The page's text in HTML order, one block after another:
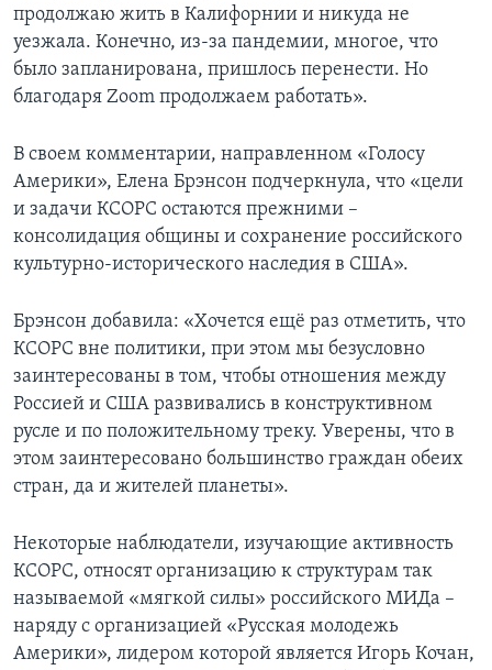
продолжаю жить в Калифорнии и никуда не
уезжала. Конечно, из-за пандемии, многое, что
было запланирована, пришлось перенести. Но
благодаря Zoom продолжаем работать».
В своем комментарии, направленном «Голосу
Америки», Елена Брэнсон подчеркнула, что «цели
и задачи КСОРС остаются прежними –
консолидация общины и сохранение российского
культурно-исторического наследия в США».
Брэнсон добавила: «Хочется ещё раз отметить, что
КСОРС вне политики, при этом мы безусловно
заинтересованы в том, чтобы отношения между
Россией и США развивались в конструктивном
русле и по положительному треку. Уверены, что в
этом заинтересовано большинство граждан обеих
стран, да и жителей планеты».
Некоторые наблюдатели, изучающие активность
КСОРС, относят организацию к структурам так
называемой «мягкой силы» российского МИДа –
наряду с организацией «Русская молодежь
Америки», лидером которой является Игорь Кочан,